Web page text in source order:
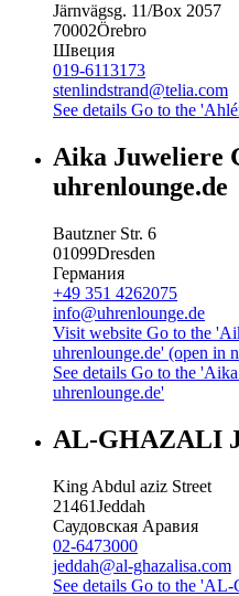
Järnvägsg. 11/Box 2057
70002Örebro
Швеция
019-6113173
stenlindstrand@telia.com
See details Go to the
Aika Juweliere
uhrenlounge.de
Bautzner Str. 6
01099Dresden
Германия
+49 351 4262075
info@uhrenlounge.de
Visit website Go to the
uhrenlounge.de' (open in
See details Go to the
uhrenlounge.de'
AL-GHAZALI
King Abdul aziz Street
21461Jeddah
Саудовская Аравия
02-6473000
jeddah@al-ghazalisa.com
See details Go to the